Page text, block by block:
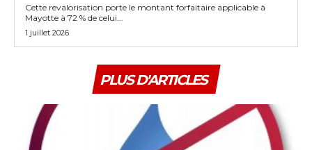
Cette revalorisation porte le montant forfaitaire applicable à
Mayotte à 72 % de celui...
1 juillet 2026
PLUS D'ARTICLES